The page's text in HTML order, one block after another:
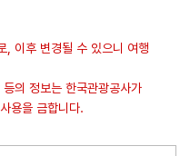
이후 변경될 수 있으니 여행
의 정보는 한국관광공사가
용을 금합니다.